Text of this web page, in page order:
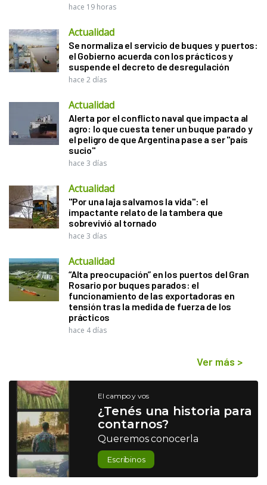
hace 19 horas
Actualidad
Se normaliza el servicio de buques y puertos:
el Gobierno acuerda con los prácticos y
suspende el decreto de desregulación
hace 2 días
Actualidad
Alerta por el conflicto naval que impacta al
agro: lo que cuesta tener un buque parado y
el peligro de que Argentina pase a ser "país
sucio"
hace 3 días
Actualidad
"Por una laja salvamos la vida": el
impactante relato de la tambera que
sobrevivió al tornado
hace 3 días
Actualidad
“Alta preocupación” en los puertos del Gran
Rosario por buques parados: el
funcionamiento de las exportadoras en
tensión tras la medida de fuerza de los
prácticos
hace 4 días
Ver más >
El campo y vos
¿Tenés una historia para
contarnos?
Queremos conocerla
Escribinos